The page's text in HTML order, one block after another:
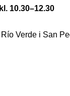
10.30–12.30
Verde i San